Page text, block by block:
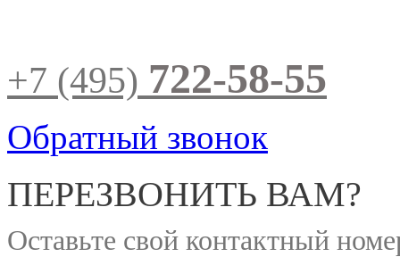
+7 (495) 722-58-55
Обратный звонок
ПЕРЕЗВОНИТЬ ВАМ?
Оставьте свой контактный